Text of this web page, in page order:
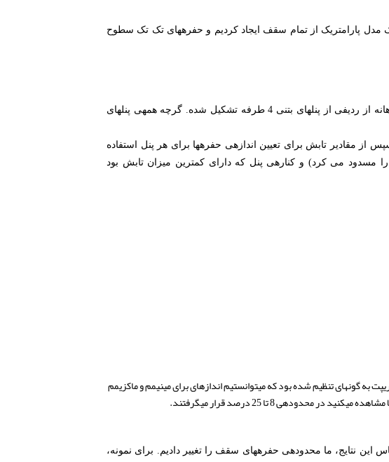
بعلاوه، لازم بود اندازه ی حفره‎ها را مطابق جهت تابش نور خورشید تنظیم کنیم. برای حل همه‎ی این مشکلات یک مدل پارامتریک از تمام سقف ایجاد کردیم و حفره‎های تک تک سطوح
هندسه ی سقف در دو جهت متقارن است و از 5 دهانه‎ی طولی تشکیل شده‎اند که یک قوس ایجاد می‎کنند. هر دهانه از ردیفی از پنل‎های بتنی 4 طرفه تشکیل شده. گرچه همه‎ی پنل‎های
می‎توانستیم با استفاده از DIVA میزان اشعه‎ی خورشیدی که به هر کدام از این پنل‎ها می‎تابید را شبیه‎سازی کنیم. سپس از مقادیر تابش برای تعیین اندازه‎ی حفره‎ها برای هر پنل استفاده
شد. برای نمونه، کناره‎ی پنل که دارای بیشترین میزان تابش بود کوچک‎ترین حفره‎ها را داشت (که بیشتر نور را مسدود می کرد) و کناره‎ی پنل که دارای کمترین میزان تابش بود
می‎توانیم از اسکریپت گرس هاپر خود برای تعیین اتوماتیک اندازه‎ی حفره‎ها با توجه به نتیجه‎ی شبیه سازی استفاده کنیم. اسکریپت به گونه‎ای تنظیم شده بود که می‎توانستیم اندازه‎ای برای مینیمم و ماکزیمم
قدم بعد گذراندن این مدل سقف حفره‎دار از شبیه سازی بود که ضریب آفتابگیری پلتفرم را محاسبه کند. بر اساس این نتایج، ما محدوده‎ی حفره‎های سقف را تغییر دادیم. برای نمونه،